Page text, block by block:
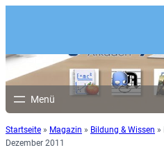
Startseite » Magazin » Bildung & Wissen »
Dezember 2011